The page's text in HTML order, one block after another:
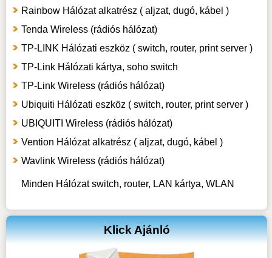
Rainbow Hálózat alkatrész ( aljzat, dugó, kábel )
Tenda Wireless (rádiós hálózat)
TP-LINK Hálózati eszköz ( switch, router, print server )
TP-Link Hálózati kártya, soho switch
TP-Link Wireless (rádiós hálózat)
Ubiquiti Hálózati eszköz ( switch, router, print server )
UBIQUITI Wireless (rádiós hálózat)
Vention Hálózat alkatrész ( aljzat, dugó, kábel )
Wavlink Wireless (rádiós hálózat)
Minden Hálózat switch, router, LAN kártya, WLAN
Klick Ajánló